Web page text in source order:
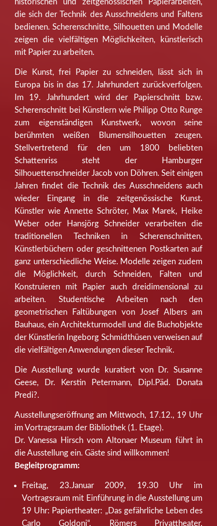
historischen und zeitgenössischen Papierarbeiten,
die sich der Technik des Ausschneidens und Faltens
bedienen. Scherenschnitte, Silhouetten und Modelle
zeigen die vielfältigen Möglichkeiten, künstlerisch
mit Papier zu arbeiten.
Die Kunst, frei Papier zu schneiden, lässt sich in
Europa bis in das 17. Jahrhundert zurückverfolgen.
Im 19. Jahrhundert wird der Papierschnitt bzw.
Scherenschnitt bei Künstlern wie Philipp Otto Runge
zum eigenständigen Kunstwerk, wovon seine
berühmten weißen Blumensilhouetten zeugen.
Stellvertretend für den um 1800 beliebten
Schattenriss steht der Hamburger
Silhouettenschneider Jacob von Döhren. Seit einigen
Jahren findet die Technik des Ausschneidens auch
wieder Eingang in die zeitgenössische Kunst.
Künstler wie Annette Schröter, Max Marek, Heike
Weber oder Hansjörg Schneider verarbeiten die
traditionellen Techniken in Scherenschnitten,
Künstlerbüchern oder geschnittenen Postkarten auf
ganz unterschiedliche Weise. Modelle zeigen zudem
die Möglichkeit, durch Schneiden, Falten und
Konstruieren mit Papier auch dreidimensional zu
arbeiten. Studentische Arbeiten nach den
geometrischen Faltübungen von Josef Albers am
Bauhaus, ein Architekturmodell und die Buchobjekte
der Künstlerin Ingeborg Schmidthüsen verweisen auf
die vielfältigen Anwendungen dieser Technik.
Die Ausstellung wurde kuratiert von Dr. Susanne
Geese, Dr. Kerstin Petermann, Dipl.Päd. Donata
Predi?.
Ausstellungseröffnung am Mittwoch, 17.12., 19 Uhr
im Vortragsraum der Bibliothek (1. Etage).
Dr. Vanessa Hirsch vom Altonaer Museum führt in
die Ausstellung ein. Gäste sind willkommen!
Begleitprogramm:
Freitag, 23.Januar 2009, 19.30 Uhr im
Vortragsraum mit Einführung in die Ausstellung um
19 Uhr: Papiertheater: „Das gefährliche Leben des
Carlo Goldoni“, Römers Privattheater,